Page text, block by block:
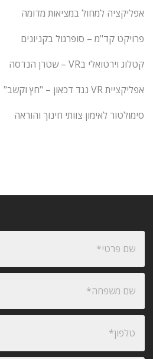
אפליקציה למחול במציאות מדומה
פרויקט קד"מ – סופרגול בקניונים
קטלוג וירטואלי בVR – שטרן הנדסה
אפליקציית VR נגד דכאון – "חץ וקשב"
סימולטור לאימון צוותי חינוך והוראה